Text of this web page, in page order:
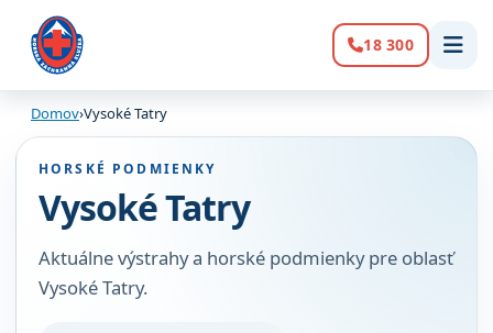
Volanie:
18 300
Domov›Vysoké Tatry
HORSKÉ PODMIENKY
Vysoké Tatry
Aktuálne výstrahy a horské podmienky pre oblasť
Vysoké Tatry.